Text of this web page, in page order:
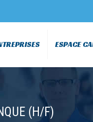
ESPACE
(H/F)